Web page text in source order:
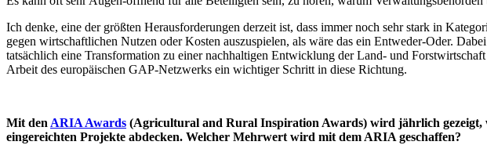
Ich denke, eine der größten Herausforderungen derzeit ist, dass immer noch sehr stark in
gegen wirtschaftlichen Nutzen oder Kosten auszuspielen, als wäre das ein Entweder-Oder.
tatsächlich eine Transformation zu einer nachhaltigen Entwicklung der Land- und
Arbeit des europäischen GAP-Netzwerks ein wichtiger Schritt in diese Richtung.
Mit den ARIA Awards (Agricultural and Rural Inspiration Awards) wird jährlich gezeigt,
eingereichten Projekte abdecken. Welcher Mehrwert wird mit dem ARIA geschaffen?